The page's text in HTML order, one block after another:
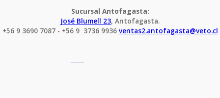
Sucursal Antofagasta:
José Blumell 23, Antofagasta.
+56 9 3690 7087 - +56 9  3736 9936 ventas2.antofagasta@veto.cl